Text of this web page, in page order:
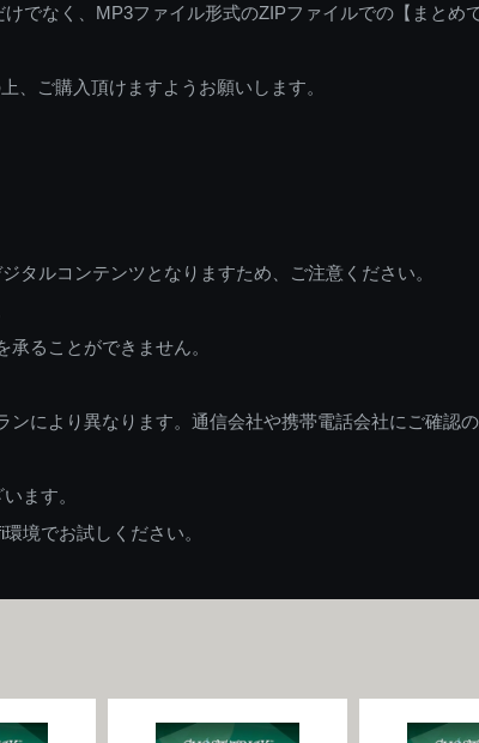
なく、MP3ファイル形式のZIPファイルでの【まとめ
ご購入頂けますようお願いします。
タルコンテンツとなりますため、ご注意ください。
ることができません。
により異なります。通信会社や携帯電話会社にご確認
ます。
境でお試しください。